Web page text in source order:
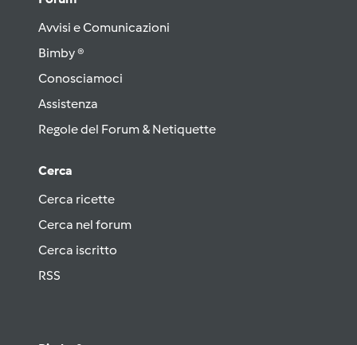
Avvisi e Comunicazioni
Bimby ®
Conosciamoci
Assistenza
Regole del Forum & Netiquette
Cerca
Cerca ricette
Cerca nel forum
Cerca iscritto
RSS